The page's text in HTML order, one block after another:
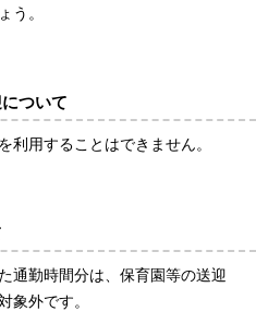
う。
ついて
利用することはできません。
通勤時間分は、保育園等の送迎
象外です。